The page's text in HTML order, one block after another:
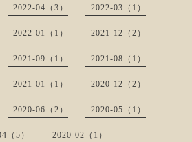
2022-04（3） 2022-03（1）
2022-01（1） 2021-12（2）
2021-09（1） 2021-08（1）
2021-01（1） 2020-12（2）
2020-06（2） 2020-05（1）
（5） 2020-02（1）